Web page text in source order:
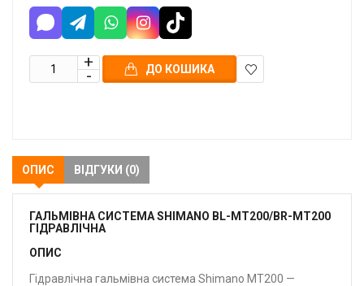
ДО КОШИКА
ОПИС ВІДГУКИ (0)
ГАЛЬМІВНА СИСТЕМА SHIMANO BL-MT200/BR-MT200
ГІДРАВЛІЧНА
ОПИС
Гідравлічна гальмівна система Shimano MT200 —